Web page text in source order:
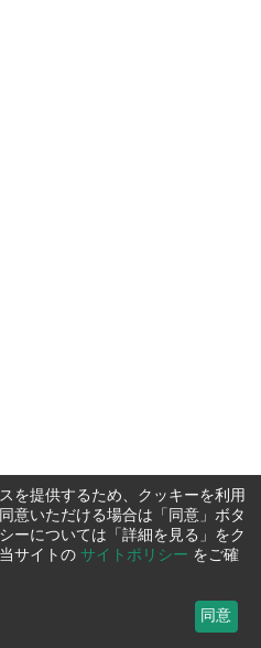
を提供するため、クッキーを利用
意いただける場合は「同意」ボタ
ーについては「詳細を見る」をク
サイトの サイトポリシー をご確
同意